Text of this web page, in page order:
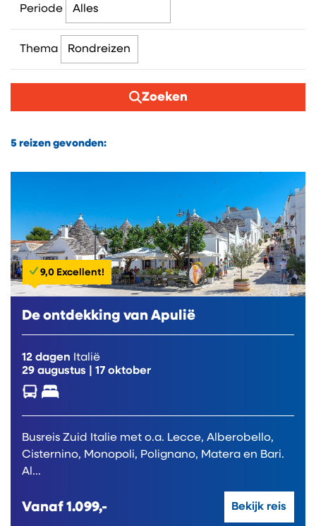
Periode
Thema
Zoeken
5 reizen gevonden:
9,0 Excellent!
De ontdekking van Apulië
12 dagen Italië
29 augustus
17 oktober
Busreis Zuid Italie met o.a. Lecce, Alberobello,
Cisternino, Monopoli, Polignano, Matera en Bari.
Al...
Vanaf 1.099,- Bekijk reis